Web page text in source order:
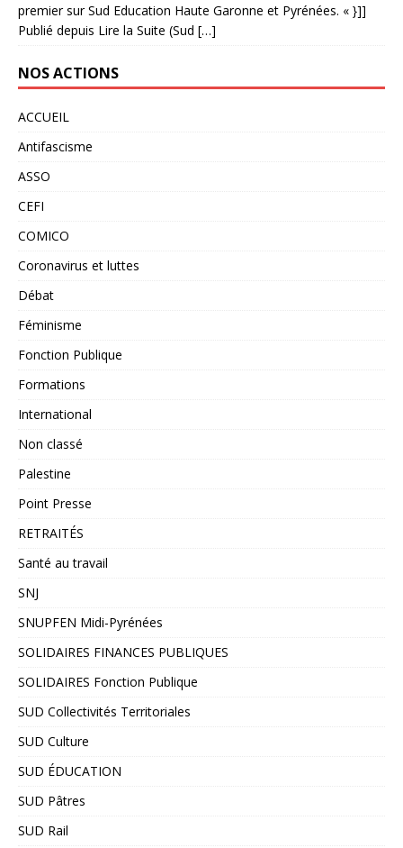
premier sur Sud Education Haute Garonne et Pyrénées. « }]]
Publié depuis Lire la Suite (Sud […]
NOS ACTIONS
ACCUEIL
Antifascisme
ASSO
CEFI
COMICO
Coronavirus et luttes
Débat
Féminisme
Fonction Publique
Formations
International
Non classé
Palestine
Point Presse
RETRAITÉS
Santé au travail
SNJ
SNUPFEN Midi-Pyrénées
SOLIDAIRES FINANCES PUBLIQUES
SOLIDAIRES Fonction Publique
SUD Collectivités Territoriales
SUD Culture
SUD ÉDUCATION
SUD Pâtres
SUD Rail